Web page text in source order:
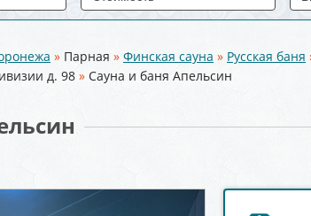
» Парная » Финская сауна » Русская баня
д. 98 » Сауна и баня Апельсин